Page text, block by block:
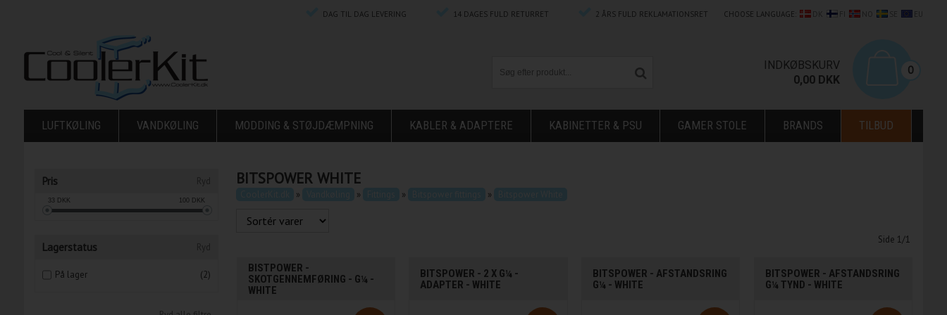
DAG TIL DAG LEVERING 14 DAGES FULD RETURRET 2 ÅRS FULD REKLAMATIONSRET CHOOSE LANGUAGE:
INDKØBSKURV 0
0,00 DKK
LUFTKØLING VANDKØLING MODDING & STØJDÆMPNING KABLER & ADAPTERE KABINETTER & PSU GAMER STOLE BRANDS TILBUD
Pris
33 DKK 100DKK
Lagerstatus
På lager (2)
BITSPOWER WHITE
» » » »
Side 1/1
BISTPOWER -
SKOTGENNEMFØRING - G¼ -
WHITE
BITSPOWER - 2 X G¼ -
ADAPTER - WHITE
BITSPOWER - AFSTANDSRING
G¼ - WHITE
BITSPOWER - AFSTANDSRING
G¼ TYND - WHITE